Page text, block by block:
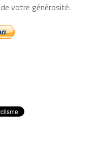
de votre générosité.